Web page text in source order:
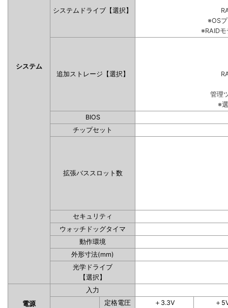
システム
システムドライブ【選択】
※OS
※RAID
追加ストレージ【選択】
管理
※
BIOS
チップセット
拡張バススロット数
セキュリティ
ウォッチドッグタイマ
動作環境
外形寸法(mm)
光学ドライブ
【選択】
電源
入力
定格電圧 ＋3.3V
＋